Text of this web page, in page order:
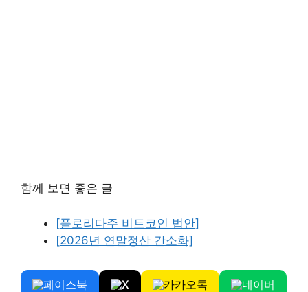
함께 보면 좋은 글
[플로리다주 비트코인 법안]
[2026년 연말정산 간소화]
페이스북 X 카카오톡 네이버